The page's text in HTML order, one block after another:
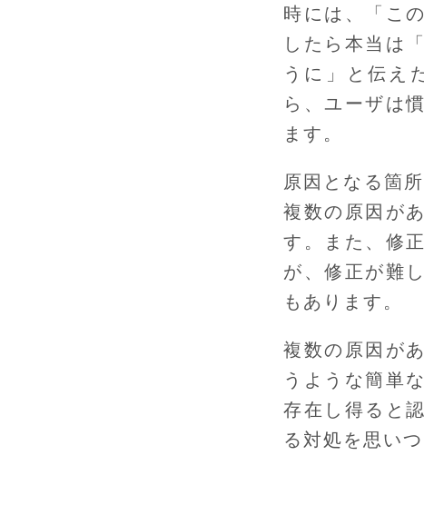
時には、「こ
したら本当は
うに」と伝え
ら、ユーザは
ます。
原因となる箇
複数の原因が
す。また、修
が、修正が難
もあります。
複数の原因が
うような簡単
存在し得ると
る対処を思い